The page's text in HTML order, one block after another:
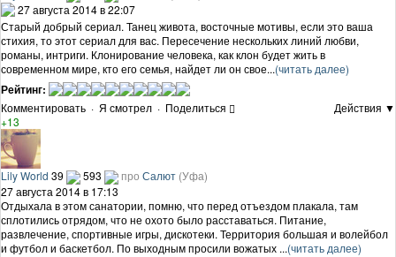
27 августа 2014 в 22:07
Старый добрый сериал. Танец живота, восточные мотивы, если это ваша
стихия, то этот сериал для вас. Пересечение нескольких линий любви,
романы, интриги. Клонирование человека, как клон будет жить в
современном мире, кто его семья, найдет ли он свое...(читать далее)
Рейтинг:
Комментировать · Я смотрел · Поделиться
Действия ▼
+13
Lily World 39 593 про Салют (Уфа)
27 августа 2014 в 17:13
Отдыхала в этом санатории, помню, что перед отъездом плакала, там
сплотились отрядом, что не охото было расставаться. Питание,
развлечение, спортивные игры, дискотеки. Территория большая и волейбол
и футбол и баскетбол. По выходным просили вожатых ...(читать далее)